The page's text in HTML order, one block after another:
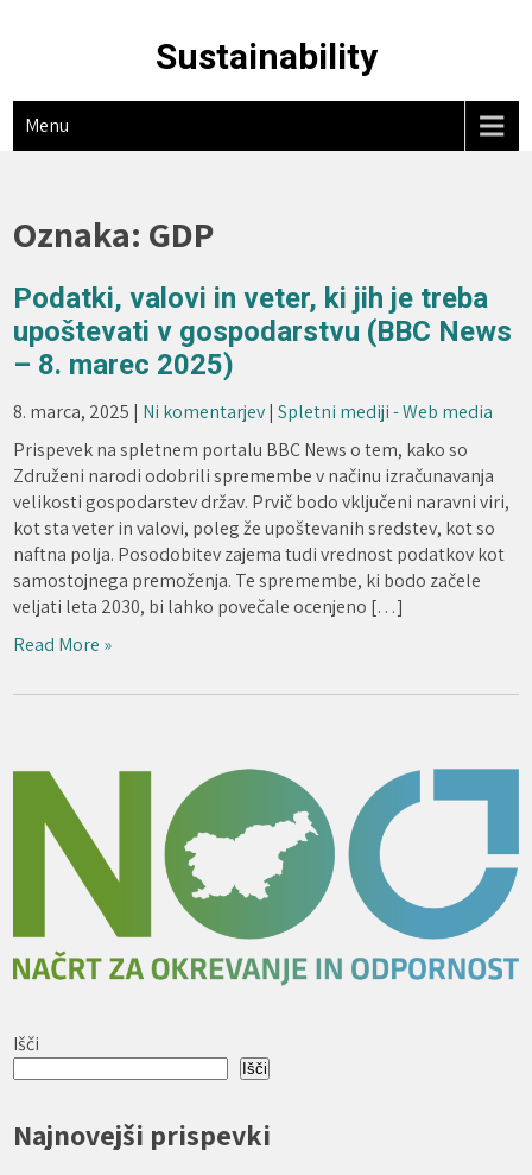
Sustainability
Menu
Oznaka: GDP
Podatki, valovi in veter, ki jih je treba
upoštevati v gospodarstvu (BBC News
– 8. marec 2025)
8. marca, 2025 | Ni komentarjev|Spletni mediji - Web media
Prispevek na spletnem portalu BBC News o tem, kako so
Združeni narodi odobrili spremembe v načinu izračunavanja
velikosti gospodarstev držav. Prvič bodo vključeni naravni viri,
kot sta veter in valovi, poleg že upoštevanih sredstev, kot so
naftna polja. Posodobitev zajema tudi vrednost podatkov kot
samostojnega premoženja. Te spremembe, ki bodo začele
veljati leta 2030, bi lahko povečale ocenjeno […]
Read More »
Išči
Išči
Najnovejši prispevki